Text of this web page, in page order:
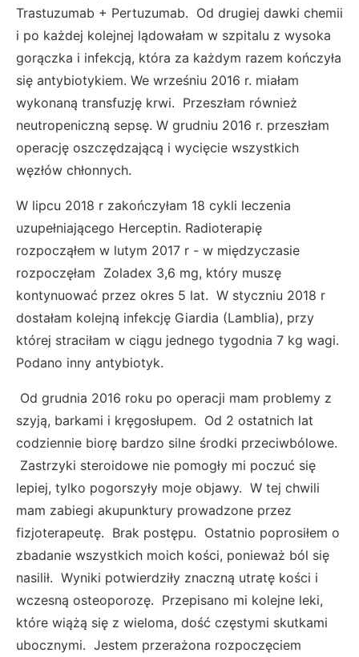
Trastuzumab + Pertuzumab. Od drugiej dawki chemii
i po każdej kolejnej lądowałam w szpitalu z wysoka
gorączka i infekcją, która za każdym razem kończyła
się antybiotykiem. We wrześniu 2016 r. miałam
wykonaną transfuzję krwi. Przeszłam również
neutropeniczną sepsę. W grudniu 2016 r. przeszłam
operację oszczędzającą i wycięcie wszystkich
węzłów chłonnych.
W lipcu 2018 r zakończyłam 18 cykli leczenia
uzupełniającego Herceptin. Radioterapię
rozpocząłem w lutym 2017 r - w międzyczasie
rozpoczęłam Zoladex 3,6 mg, który muszę
kontynuować przez okres 5 lat. W styczniu 2018 r
dostałam kolejną infekcję Giardia (Lamblia), przy
której straciłam w ciągu jednego tygodnia 7 kg wagi.
Podano inny antybiotyk.
Od grudnia 2016 roku po operacji mam problemy z
szyją, barkami i kręgosłupem. Od 2 ostatnich lat
codziennie biorę bardzo silne środki przeciwbólowe.
Zastrzyki steroidowe nie pomogły mi poczuć się
lepiej, tylko pogorszyły moje objawy. W tej chwili
mam zabiegi akupunktury prowadzone przez
fizjoterapeutę. Brak postępu. Ostatnio poprosiłem o
zbadanie wszystkich moich kości, ponieważ ból się
nasilił. Wyniki potwierdziły znaczną utratę kości i
wczesną osteoporozę. Przepisano mi kolejne leki,
które wiążą się z wieloma, dość częstymi skutkami
ubocznymi. Jestem przerażona rozpoczęciem